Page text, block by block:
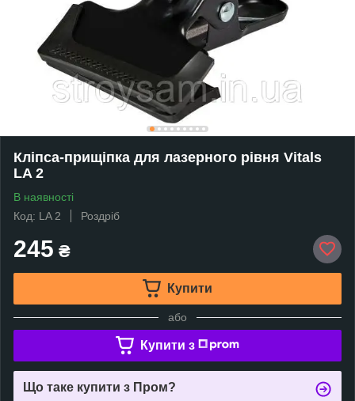
Кліпса-прищіпка для лазерного рівня Vitals
LA 2
В наявності
Код: LA 2
Роздріб
245 ₴
Купити
або
Купити з
Що таке купити з Пром?